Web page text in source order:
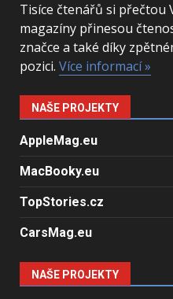
Tisíce čtenářů si přečtou
magazíny přinesou
značce a také díky
pozici. Více informací »
NAŠE PROJEKTY
AppleMag.eu
MacBooky.eu
TopStories.cz
CarsMag.eu
NAŠE PROJEKTY